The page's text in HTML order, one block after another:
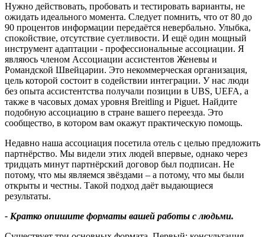
Нужно действовать, пробовать и тестировать варианты, не
ожидать идеального момента. Следует помнить, что от 80 до
90 процентов информации передаётся невербально. Улыбка,
спокойствие, отсутствие суетливости. И ещё один мощный
инструмент адаптации - профессиональные ассоциации. Я
являюсь членом Ассоциации ассистентов Женевы и
Романдской Швейцарии. Это некоммерческая организация,
цель которой состоит в содействии интеграции. У нас люди
без опыта ассистентства получали позиции в UBS, UEFA, а
также в часовых домах уровня Breitling и Piguet. Найдите
подобную ассоциацию в стране вашего переезда. Это
сообщество, в котором вам окажут практическую помощь.
Недавно наша ассоциация посетила отель с целью предложить
партнёрство. Мы видели этих людей впервые, однако через
тридцать минут партнёрский договор был подписан. Не
потому, что мы являемся звёздами – а потому, что мы были
открыты и честны. Такой подход даёт выдающиеся
результаты.
- Кратко опишите форматы вашей работы с людьми.